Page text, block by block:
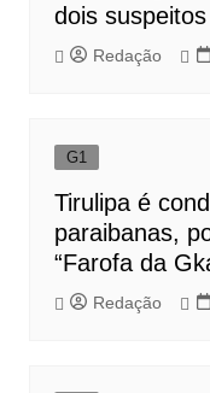
dois suspeitos
Redação
G1
Tirulipa é
paraibanas,
“Farofa da
Redação